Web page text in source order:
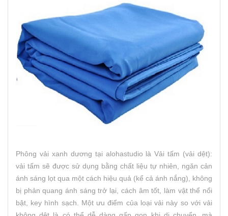
Phông vải xanh dương tại alohastudio là Vải tấm (vải dệt):
vải tấm sẽ được sử dụng bằng chất liệu tự nhiên, ngăn cản
ánh sáng lọt qua một cách hiệu quả (kể cả ánh nắng), không
bị phản quang ánh sáng trở lại, cách âm tốt, làm vật thể nổi
bật, key hình sạch. Một ưu điểm của loại vải này so với vải